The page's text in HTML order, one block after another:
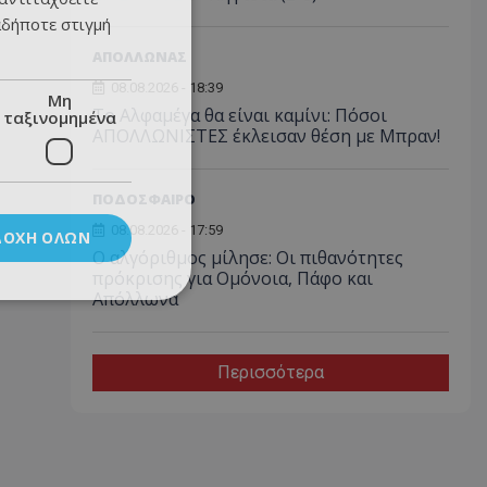
08.08.2026 - 18:39
Το Αλφαμέγα θα είναι καμίνι: Πόσοι
ΑΠΟΛΛΩΝΙΣΤΕΣ έκλεισαν θέση με Μπραν!
ΠΟΔΟΣΦΑΙΡΟ
08.08.2026 - 17:59
Ο αλγόριθμος μίλησε: Οι πιθανότητες
πρόκρισης για Ομόνοια, Πάφο και
Απόλλωνα
Περισσότερα
στιγμή
Μη
ταξινομημένα
ΌΛΩΝ